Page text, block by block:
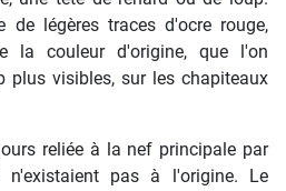
de légères traces d'ocre rouge,
la couleur d'origine, que l'on
plus visibles, sur les chapiteaux
reliée à la nef principale par
n'existaient pas à l'origine. Le